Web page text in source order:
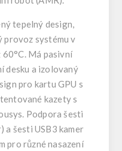
tepelný design,
provoz systému v
Má pasivní
desku a izolovaný
pro kartu GPU s
kazety s
Podpora šesti
a šesti USB3 kamer
pro různé nasazení